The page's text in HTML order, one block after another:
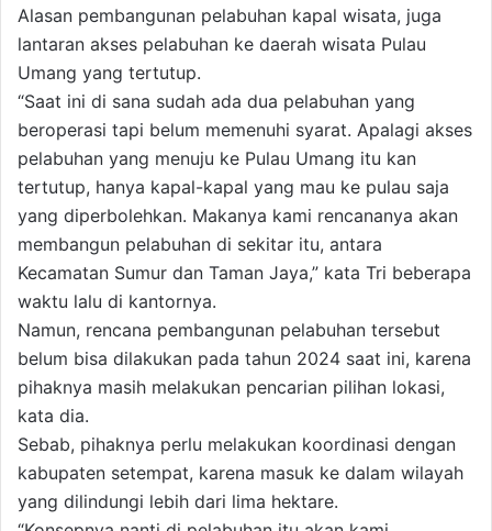
Alasan pembangunan pelabuhan kapal wisata, juga
lantaran akses pelabuhan ke daerah wisata Pulau
Umang yang tertutup.
“Saat ini di sana sudah ada dua pelabuhan yang
beroperasi tapi belum memenuhi syarat. Apalagi akses
pelabuhan yang menuju ke Pulau Umang itu kan
tertutup, hanya kapal-kapal yang mau ke pulau saja
yang diperbolehkan. Makanya kami rencananya akan
membangun pelabuhan di sekitar itu, antara
Kecamatan Sumur dan Taman Jaya,” kata Tri beberapa
waktu lalu di kantornya.
Namun, rencana pembangunan pelabuhan tersebut
belum bisa dilakukan pada tahun 2024 saat ini, karena
pihaknya masih melakukan pencarian pilihan lokasi,
kata dia.
Sebab, pihaknya perlu melakukan koordinasi dengan
kabupaten setempat, karena masuk ke dalam wilayah
yang dilindungi lebih dari lima hektare.